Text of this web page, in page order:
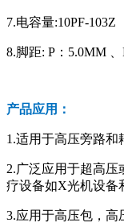
7.电容量:10PF-103Z
8.脚距: P：5.0MM
产品应用：
1.适用于高压旁路和
2.广泛应用于超高
疗设备如X光机设备
3.应用于高压包，高